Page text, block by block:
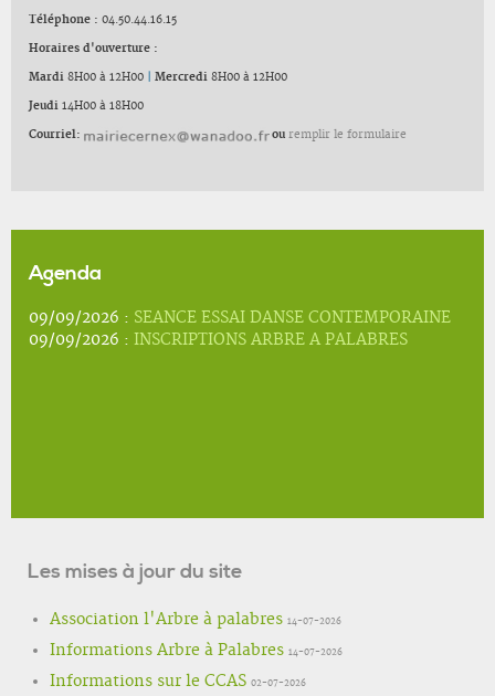
Téléphone : 04.50.44.16.15
Horaires d'ouverture :
Mardi 8H00 à 12H00 Mercredi 8H00 à 12H00
Jeudi 14H00 à 18H00
Courriel: ou remplir le formulaire
Agenda
09/09/2026 : SEANCE ESSAI DANSE CONTEMPORAINE
09/09/2026 : INSCRIPTIONS ARBRE A PALABRES
Les mises à jour du site
Association l'Arbre à palabres 14-07-2026
Informations Arbre à Palabres 14-07-2026
Informations sur le CCAS 02-07-2026